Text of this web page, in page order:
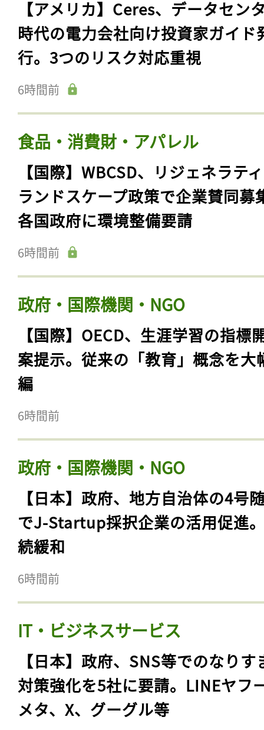
【アメリカ】Ceres、データセン
時代の電力会社向け投資家ガイド
行。3つのリスク対応重視
6時間前
食品・消費財・アパレル
【国際】WBCSD、リジェネラテ
ランドスケープ政策で企業賛同募
各国政府に環境整備要請
6時間前
政府・国際機関・NGO
【国際】OECD、生涯学習の指標
案提示。従来の「教育」概念を大
編
6時間前
政府・国際機関・NGO
【日本】政府、地方自治体の4号
でJ-Startup採択企業の活用促進
続緩和
6時間前
IT・ビジネスサービス
【日本】政府、SNS等でのなりす
対策強化を5社に要請。LINEヤフ
メタ、X、グーグル等